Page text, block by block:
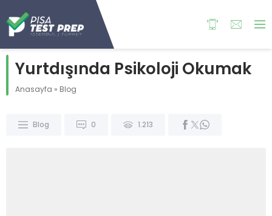
Yurtdışında Psikoloji Okumak
Anasayfa » Blog
Blog 0 1.213